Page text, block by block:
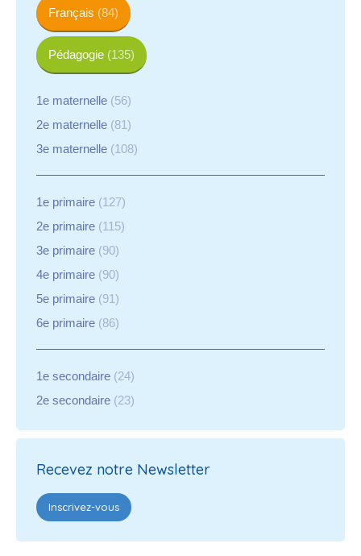
Français (84)
Pédagogie (135)
1e maternelle (56)
2e maternelle (81)
3e maternelle (108)
1e primaire (127)
2e primaire (115)
3e primaire (90)
4e primaire (90)
5e primaire (91)
6e primaire (86)
1e secondaire (24)
2e secondaire (23)
Recevez notre Newsletter
Inscrivez-vous